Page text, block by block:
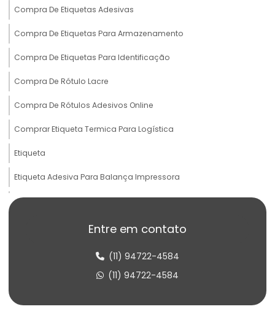
Compra De Etiquetas Adesivas
Compra De Etiquetas Para Armazenamento
Compra De Etiquetas Para Identificação
Compra De Rótulo Lacre
Compra De Rótulos Adesivos Online
Comprar Etiqueta Termica Para Logística
Etiqueta
Etiqueta Adesiva Para Balança Impressora
Etiqueta Adesiva Para Produtos Congelados
Etiqueta Adesiva Termo Sensível
Etiqueta Congelado Para Alimentos
Entre em contato
(11) 94722-4584
(11) 94722-4584